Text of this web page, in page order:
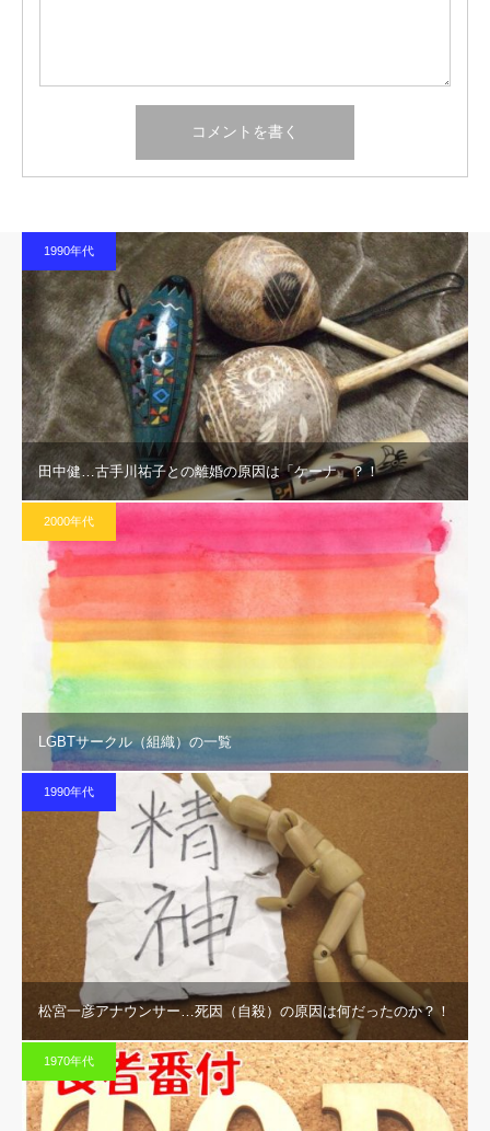
1990年代
田中健…古手川祐子との離婚の原因は「ケーナ」？！
2000年代
LGBTサークル（組織）の一覧
1990年代
松宮一彦アナウンサー…死因（自殺）の原因は何だったのか？！
1970年代